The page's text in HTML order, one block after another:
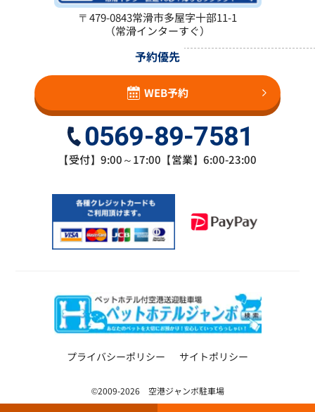
〒479-0843常滑市多屋字十部11-1
（常滑インターすぐ）
予約優先
WEB予約
0569-89-7581
【受付】9:00～17:00【営業】6:00-23:00
プライバシーポリシー サイトポリシー
©2009-2026 空港ジャンボ駐車場